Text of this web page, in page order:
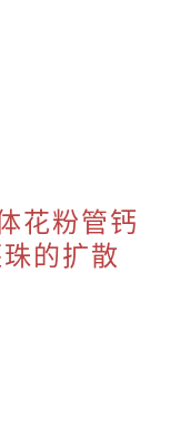
花粉管钙
的扩散